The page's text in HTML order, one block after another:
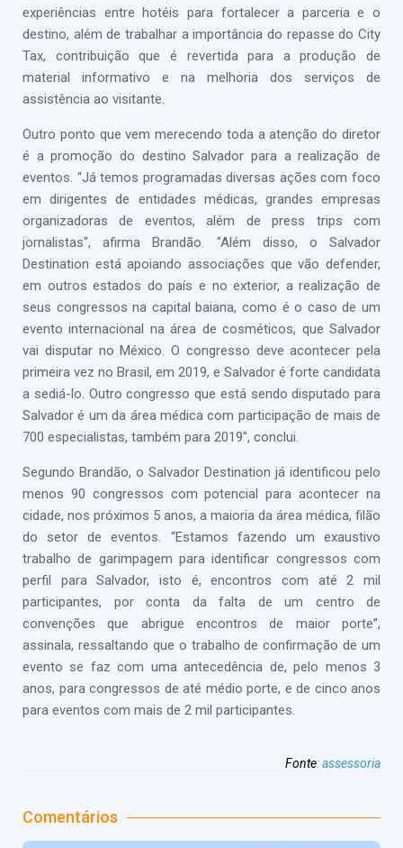
experiências entre hotéis para fortalecer a parceria e o
destino, além de trabalhar a importância do repasse do City
Tax, contribuição que é revertida para a produção de
material informativo e na melhoria dos serviços de
assistência ao visitante.
Outro ponto que vem merecendo toda a atenção do diretor
é a promoção do destino Salvador para a realização de
eventos. “Já temos programadas diversas ações com foco
em dirigentes de entidades médicas, grandes empresas
organizadoras de eventos, além de press trips com
jornalistas", afirma Brandão. "Além disso, o Salvador
Destination está apoiando associações que vão defender,
em outros estados do país e no exterior, a realização de
seus congressos na capital baiana, como é o caso de um
evento internacional na área de cosméticos, que Salvador
vai disputar no México. O congresso deve acontecer pela
primeira vez no Brasil, em 2019, e Salvador é forte candidata
a sediá-lo. Outro congresso que está sendo disputado para
Salvador é um da área médica com participação de mais de
700 especialistas, também para 2019", conclui.
Segundo Brandão, o Salvador Destination já identificou pelo
menos 90 congressos com potencial para acontecer na
cidade, nos próximos 5 anos, a maioria da área médica, filão
do setor de eventos. “Estamos fazendo um exaustivo
trabalho de garimpagem para identificar congressos com
perfil para Salvador, isto é, encontros com até 2 mil
participantes, por conta da falta de um centro de
convenções que abrigue encontros de maior porte”,
assinala, ressaltando que o trabalho de confirmação de um
evento se faz com uma antecedência de, pelo menos 3
anos, para congressos de até médio porte, e de cinco anos
para eventos com mais de 2 mil participantes.
Fonte:assessoria
Comentários